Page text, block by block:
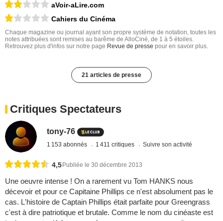
aVoir-aLire.com
Cahiers du Cinéma
Chaque magazine ou journal ayant son propre système de notation, toutes les
notes attribuées sont remises au barême de AlloCiné, de 1 à 5 étoiles.
Retrouvez plus d'infos sur notre page Revue de presse pour en savoir plus.
21 articles de presse
Critiques Spectateurs
tony-76
1 153 abonnés 1 411 critiques Suivre son activité
4,5Publiée le 30 décembre 2013
Une oeuvre intense ! On a rarement vu Tom HANKS nous
décevoir et pour ce Capitaine Phillips ce n'est absolument pas le
cas. L'histoire de Captain Phillips était parfaite pour Greengrass
c'est à dire patriotique et brutale. Comme le nom du cinéaste est